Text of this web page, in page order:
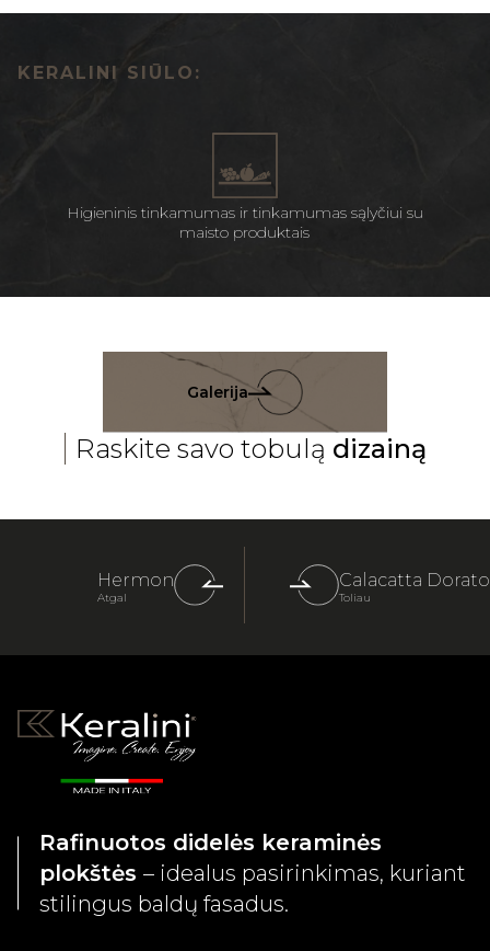
KERALINI SIŪLO:
Higieninis tinkamumas ir tinkamumas sąlyčiui su
maisto produktais
Galerija
Raskite savo tobulą dizainą
Hermon
Atgal
Calacatta Dorato
Toliau
Rafinuotos didelės keraminės
plokštės – idealus pasirinkimas, kuriant
stilingus baldų fasadus.